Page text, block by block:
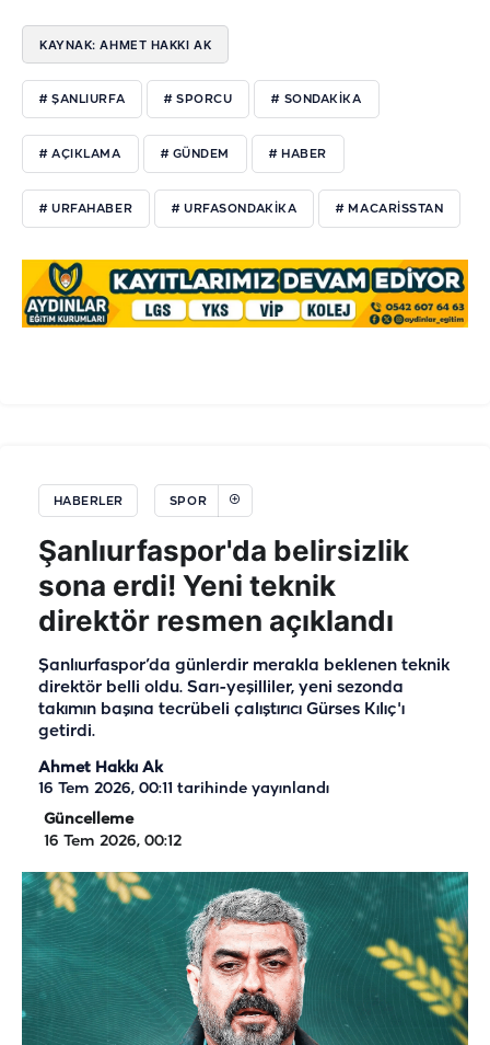
KAYNAK: AHMET HAKKI AK
# ŞANLIURFA # SPORCU # SONDAKIKA
# AÇIKLAMA # GÜNDEM # HABER
# URFAHABER # URFASONDAKIKA # MACARISSTAN
HABERLER SPOR
Şanlıurfaspor'da belirsizlik
sona erdi! Yeni teknik
direktör resmen açıklandı
Şanlıurfaspor’da günlerdir merakla beklenen teknik
direktör belli oldu. Sarı-yeşilliler, yeni sezonda
takımın başına tecrübeli çalıştırıcı Gürses Kılıç'ı
getirdi.
Ahmet Hakkı Ak
16 Tem 2026, 00:11 tarihinde yayınlandı
Güncelleme
16 Tem 2026, 00:12